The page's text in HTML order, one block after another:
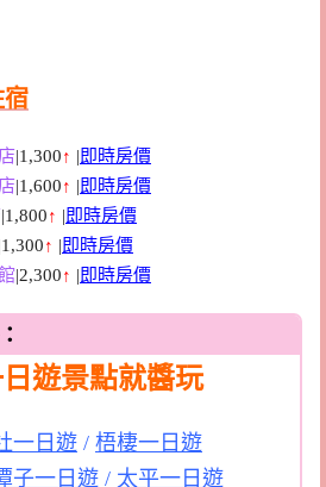
宿
|1,300↑ |即時房價
|1,600↑ |即時房價
|1,800↑ |即時房價
|1,300↑ |即時房價
|2,300↑ |即時房價
遊景點就醬玩
一日遊 / 梧棲一日遊
子一日遊 / 太平一日遊